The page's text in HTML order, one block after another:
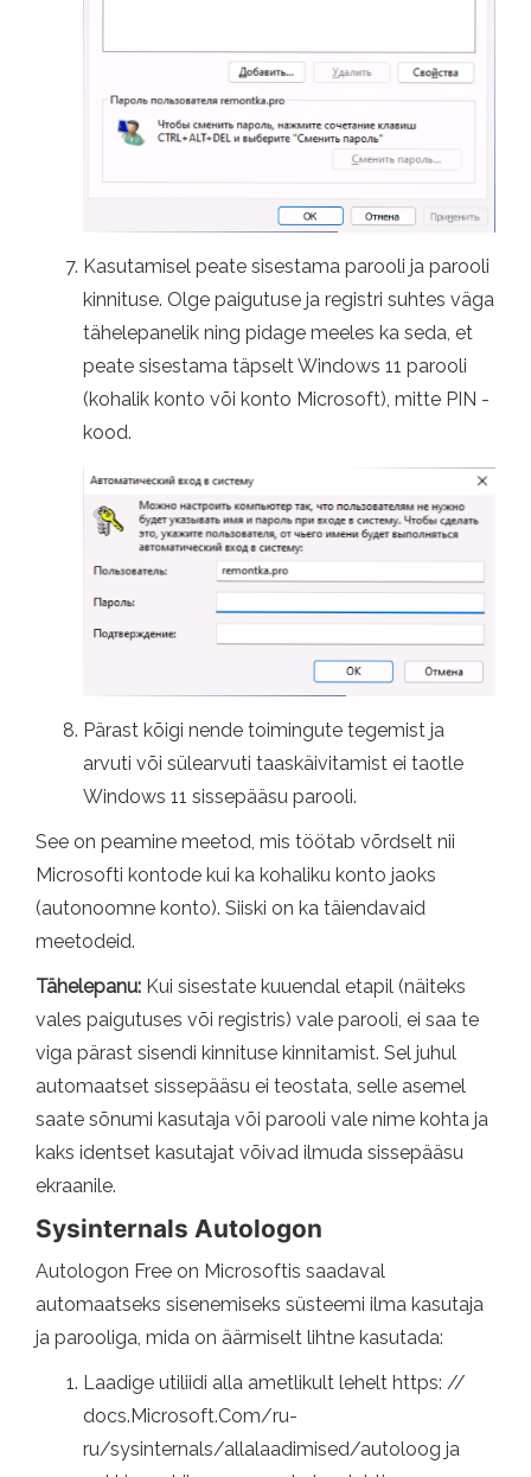
Kasutamisel peate sisestama parooli ja parooli
kinnituse. Olge paigutuse ja registri suhtes väga
tähelepanelik ning pidage meeles ka seda, et
peate sisestama täpselt Windows 11 parooli
(kohalik konto või konto Microsoft), mitte PIN -
kood.
Pärast kõigi nende toimingute tegemist ja
arvuti või sülearvuti taaskäivitamist ei taotle
Windows 11 sissepääsu parooli.
See on peamine meetod, mis töötab võrdselt nii
Microsofti kontode kui ka kohaliku konto jaoks
(autonoomne konto). Siiski on ka täiendavaid
meetodeid.
Tähelepanu: Kui sisestate kuuendal etapil (näiteks
vales paigutuses või registris) vale parooli, ei saa te
viga pärast sisendi kinnituse kinnitamist. Sel juhul
automaatset sissepääsu ei teostata, selle asemel
saate sõnumi kasutaja või parooli vale nime kohta ja
kaks identset kasutajat võivad ilmuda sissepääsu
ekraanile.
Sysinternals Autologon
Autologon Free on Microsoftis saadaval
automaatseks sisenemiseks süsteemi ilma kasutaja
ja parooliga, mida on äärmiselt lihtne kasutada:
Laadige utiliidi alla ametlikult lehelt https: //
docs.Microsoft.Com/ru-
ru/sysinternals/allalaadimised/autoloog ja